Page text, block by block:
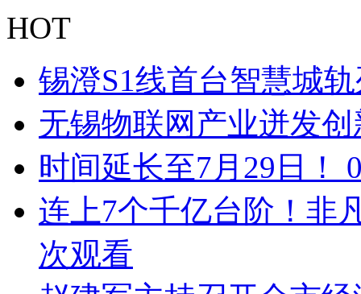
HOT
锡澄S1线首台智慧城
无锡物联网产业迸发
时间延长至7月29日！
连上7个千亿台阶！非
次观看